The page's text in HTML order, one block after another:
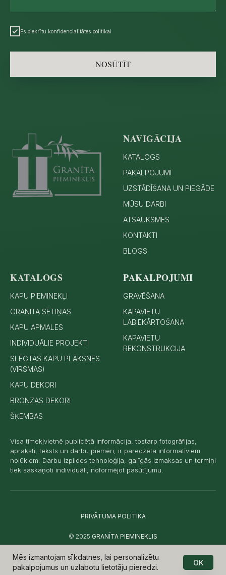
Mēs izmantojam sīkdatnes, lai personalizētu
pakalpojumus un uzlabotu lietotāju pieredzi.
OK
Es piekrītu konfidencialitātes politikai
NOSŪTĪT
NAVIGĀCIJA
KATALOGS
PAKALPOJUMI
UZSTĀDĪŠANA UN PIEGĀDE
MŪSU DARBI
ATSAUKSMES
KONTAKTI
BLOGS
KATALOGS
KAPU PIEMINEKĻI
GRANITA SĒTIŅAS
KAPU APMALES
INDIVIDUĀLIE PROJEKTI
SLĒGTAS KAPU PLĀKSNES
(VIRSMAS)
KAPU DEKORI
BRONZAS DEKORI
ŠĶEMBAS
PAKALPOJUMI
GRAVĒŠANA
KAPAVIETU
LABIEKĀRTOŠANA
KAPAVIETU
REKONSTRUKCIJA
Visa tīmekļvietnē publicētā informācija, tostarp fotogrāfijas,
apraksti, teksts un darbu piemēri, ir paredzēta informatīviem
nolūkiem. Darbu izpildes tehnoloģija, galīgās izmaksas un termiņi
tiek saskaņoti individuāli, noformējot pasūtījumu.
PRIVĀTUMA POLITIKA
© 2025 GRANĪTA PIEMINEKLIS
BACK TO TOP